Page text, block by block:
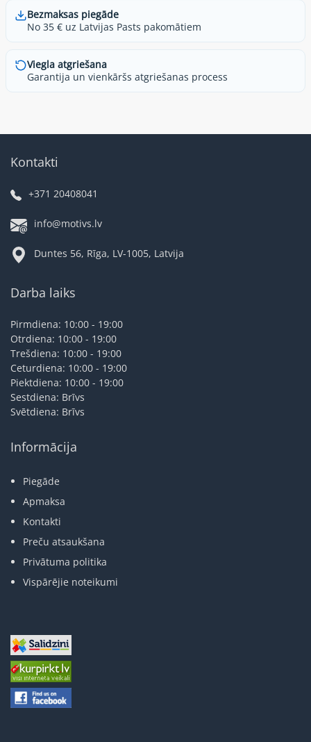
Bezmaksas piegāde
No 35 € uz Latvijas Pasts pakomātiem
Viegla atgriešana
Garantija un vienkāršs atgriešanas process
Kontakti
+371 20408041
info@motivs.lv
Duntes 56, Rīga, LV-1005, Latvija
Darba laiks
Pirmdiena: 10:00 - 19:00
Otrdiena: 10:00 - 19:00
Trešdiena: 10:00 - 19:00
Ceturdiena: 10:00 - 19:00
Piektdiena: 10:00 - 19:00
Sestdiena: Brīvs
Svētdiena: Brīvs
Informācija
Piegāde
Apmaksa
Kontakti
Preču atsaukšana
Privātuma politika
Vispārējie noteikumi